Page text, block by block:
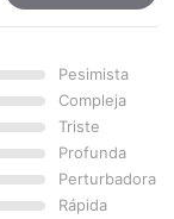
Pesimista
Compleja
Triste
Profunda
Perturbadora
Rápida